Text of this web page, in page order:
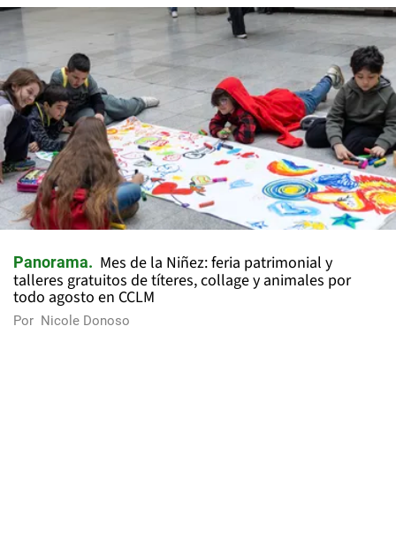
Panorama
Mes de la Niñez: feria patrimonial y
talleres gratuitos de títeres, collage y animales por
todo agosto en CCLM
Por Nicole Donoso